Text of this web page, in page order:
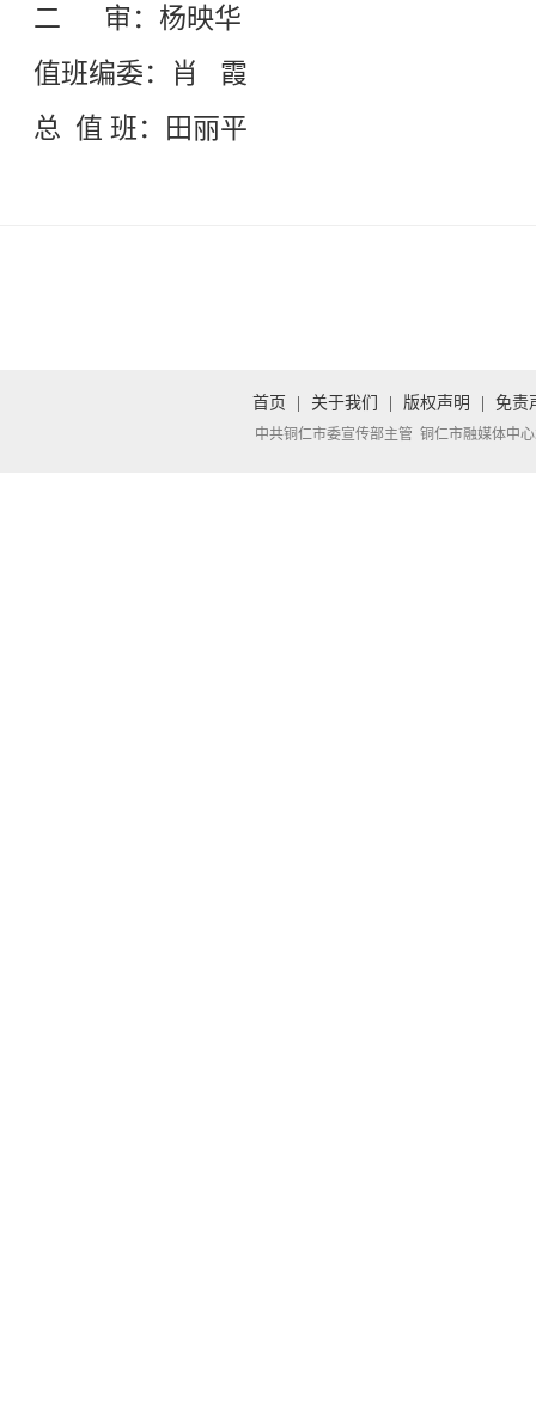
二 审：杨映华
值班编委：肖 霞
总 值 班：田丽平
首页 关于我们 版权声明 免责
中共铜仁市委宣传部主管 铜仁市融媒体中心